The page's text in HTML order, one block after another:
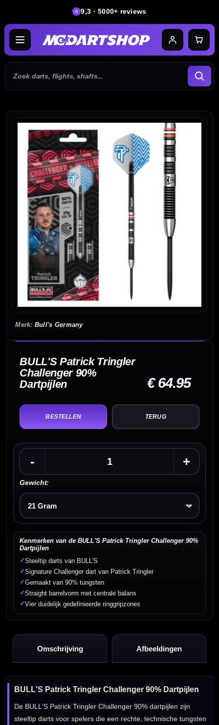
9,3 · 5000+ reviews
Bull's Germany
BULL'S Patrick Tringler
Challenger 90%
Dartpijlen
€ 64.95
TERUG
- +
Gewicht:
Kies een optie
Kenmerken van de BULL'S Patrick Tringler Challenger 90%
Dartpijlen
✓Steeltip darts van BULL'S
✓Signature Challenger dart van Patrick Tringler
✓Gemaakt van 90% tungsten
✓Straight barrelvorm met centrale balans
✓Vier duidelijk gedefinieerde ringgripzones
Omschrijving Afbeeldingen
BULL'S Patrick Tringler Challenger 90% Dartpijlen
De BULL'S Patrick Tringler Challenger 90% dartpijlen zijn
steeltip darts voor spelers die een rechte, technische tungsten